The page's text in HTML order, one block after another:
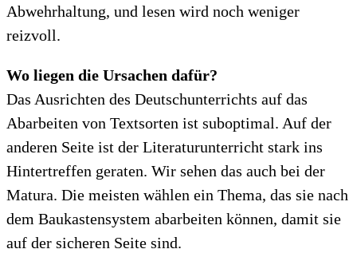
Abwehrhaltung, und lesen wird noch weniger
reizvoll.
Wo liegen die Ursachen dafür?
Das Ausrichten des Deutschunterrichts auf das
Abarbeiten von Textsorten ist suboptimal. Auf der
anderen Seite ist der Literaturunterricht stark ins
Hintertreffen geraten. Wir sehen das auch bei der
Matura. Die meisten wählen ein Thema, das sie nach
dem Baukastensystem abarbeiten können, damit sie
auf der sicheren Seite sind.